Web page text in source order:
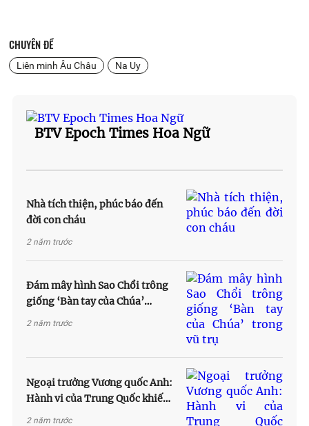
CHUYÊN ĐỀ
Liên minh Âu Châu Na Uy
BTV Epoch Times Hoa Ngữ
Nhà tích thiện, phúc báo đến
đời con cháu
2 năm trước
Đám mây hình Sao Chổi trông
giống ‘Bàn tay của Chúa’
2 năm trước
Ngoại trưởng Vương quốc Anh:
Hành vi của Trung Quốc khiến
2 năm trước